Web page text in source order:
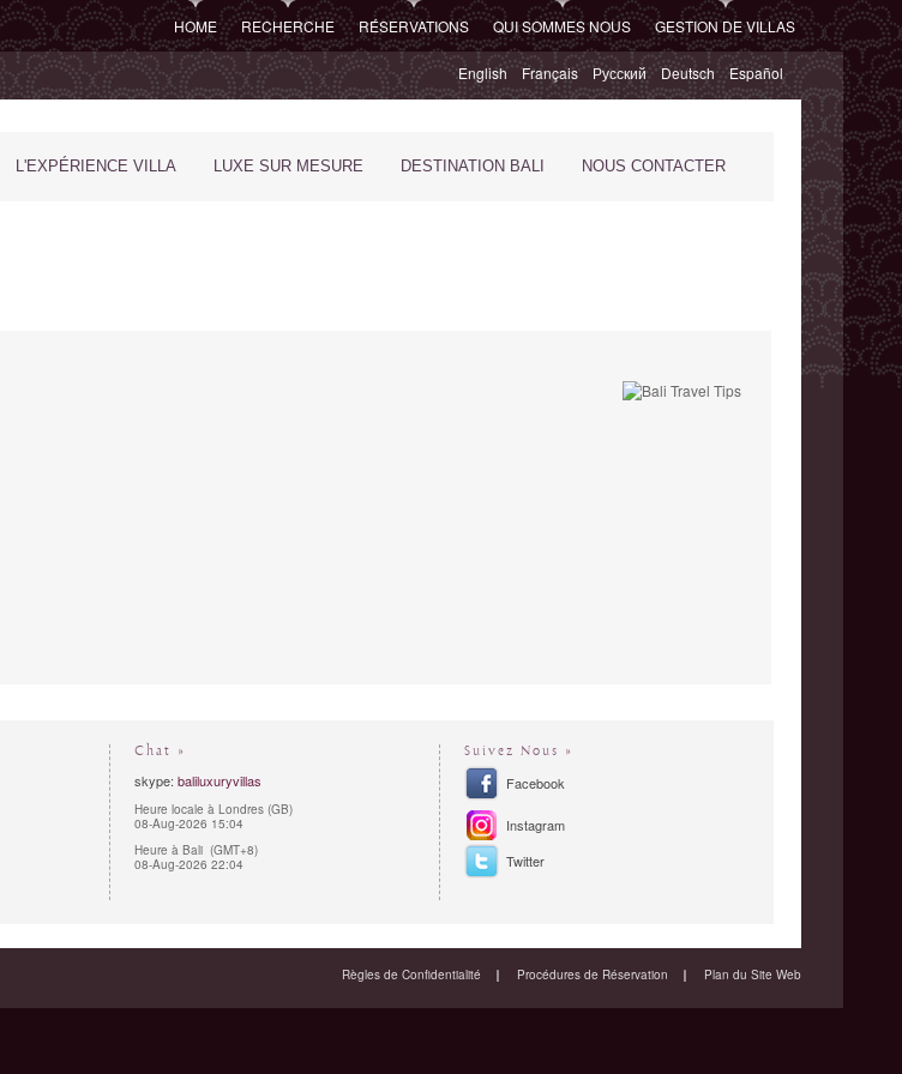
HOME RECHERCHE RÉSERVATIONS QUI SOMMES NOUS GESTION DE VILLAS
English Français Русский Deutsch Español
L'EXPÉRIENCE VILLA LUXE SUR MESURE DESTINATION BALI NOUS CONTACTER
Chat »
skype: baliluxuryvillas
Heure locale à Londres (GB)
08-Aug-2026 15:04
Heure à Bali (GMT+8)
08-Aug-2026 22:04
Suivez Nous »
Facebook
Instagram
Twitter
Règles de Confidentialité Procédures de Réservation Plan du Site Web